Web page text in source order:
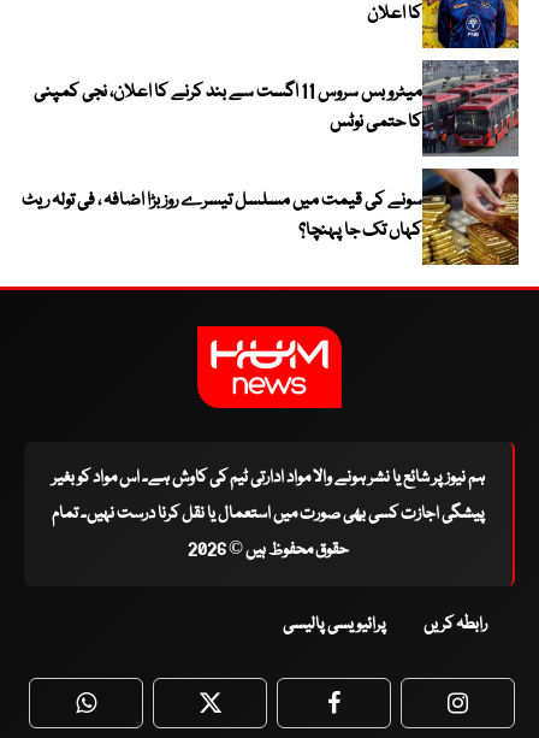
کا اعلان
میٹرو بس سروس 11 اگست سے بند کرنے کا اعلان، نجی کمپنی
کا حتمی نوٹس
سونے کی قیمت میں مسلسل تیسرے روز بڑا اضافہ ، فی تولہ ریٹ
کہاں تک جا پہنچا؟
ہم نیوز پر شائع یا نشر ہونے والا مواد ادارتی ٹیم کی کاوش ہے۔ اس مواد کو بغیر
پیشگی اجازت کسی بھی صورت میں استعمال یا نقل کرنا درست نہیں۔ تمام
حقوق محفوظ ہیں © 2026
رابطہ کریں پرائیویسی پالیسی
WhatsApp Twitter Facebook